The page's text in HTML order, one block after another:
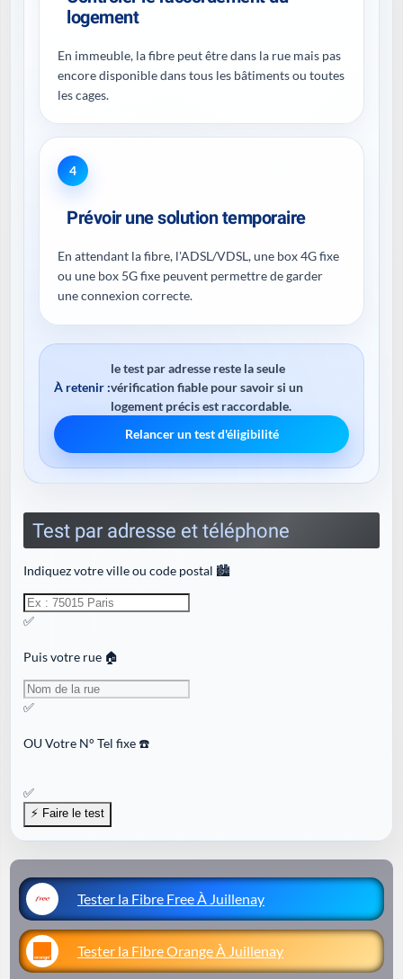
logement
En immeuble, la fibre peut être dans la rue mais pas
encore disponible dans tous les bâtiments ou toutes
les cages.
4
Prévoir une solution temporaire
En attendant la fibre, l'ADSL/VDSL, une box 4G fixe
ou une box 5G fixe peuvent permettre de garder
une connexion correcte.
À retenir :
le test par adresse reste la seule
vérification fiable pour savoir si un
logement précis est raccordable.
Relancer un test d'éligibilité
Test par adresse et téléphone
Indiquez votre ville ou code postal 🏙️
✅
Puis votre rue 🏠
✅
OUVotre N° Tel fixe ☎️
✅
Tester la Fibre Free À Juillenay
Tester la Fibre Orange À Juillenay